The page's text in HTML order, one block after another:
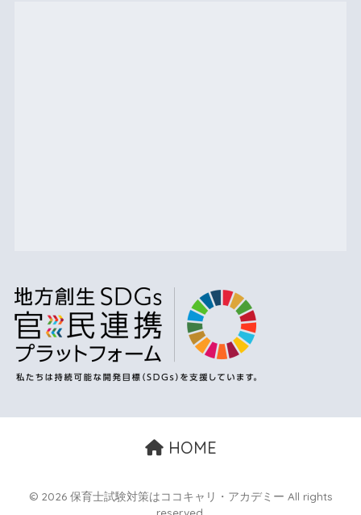
HOME
© 2026 保育士試験対策はココキャリ・アカデミー All rights
reserved.